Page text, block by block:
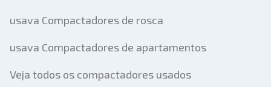
usava Compactadores de rosca
usava Compactadores de apartamentos
Veja todos os compactadores usados